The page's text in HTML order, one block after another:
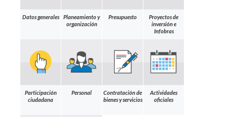
Datos generales
Planeamiento y
organización
Presupuesto
Proyectos de
inversión e
Infobras
Participación
ciudadana
Personal
Contratación de
bienes y servicios
Actividades
oficiales